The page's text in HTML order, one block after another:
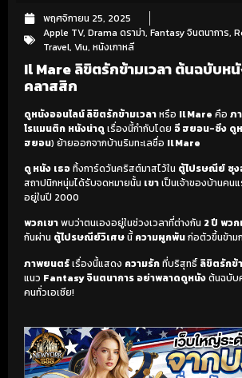
พฤศจิกายน 25, 2025
Apple TV, Drama ดราม่า, Fantasy จินตนาการ,
Travel, Viu, หนังเกาหลี
Il Mare ลิขิตรักข้ามเวลา ต้นฉบับห
คลาสสิก
ดูหนังออนไลน์ ลิขิตรักข้ามเวลาหรือ Il Mare คือ ภ
โรแมนติก หนังน่าดูเรื่องนี้กำกับโดย อี ฮยอน-ซึง ดู
ฮยอน) ย้ายออกจากบ้านริมทะเลชื่อ Il Mare
ดู หนัง เธอทิ้งการ์ดวันคริสต์มาสไว้ใน ตู้ไปรษณีย์ ซุ
สถาปนิกหนุ่มได้รับจดหมายนั้น เขาเป็นเจ้าของบ้านคน
อยู่ในปี 2000
พวกเขาพบว่าตนเองอยู่ในช่วงเวลาที่ต่างกัน 2 ปี พวก
กันผ่าน ตู้ไปรษณีย์วิเศษนี้ ความผูกพันก่อตัวขึ้นข้าม
ภาพยนตร์เรื่องนี้แสดง ความรักที่บริสุทธิ์ลิขิตรักข้
แนว Fantasy จินตนาการ อย่าพลาดดูหนังต้นฉบับ
คนทั่วเอเชีย!